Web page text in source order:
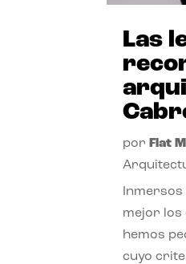
Las
por Flat
mejor los
hemos
cuyo